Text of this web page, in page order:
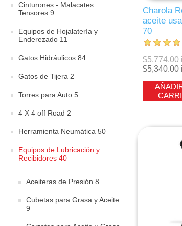
Cinturones - Malacates
Tensores 9
Equipos de Hojalatería y
Enderezado 11
Gatos Hidráulicos 84
Gatos de Tijera 2
Torres para Auto 5
4 X 4 off Road 2
Herramienta Neumática 50
Equipos de Lubricación y
Recibidores 40
Aceiteras de Presión 8
Cubetas para Grasa y Aceite
9
Charola
aceite
70
$5,774.00
$5,340.00